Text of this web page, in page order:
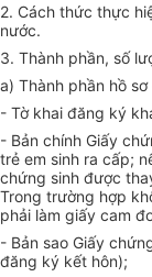
2. Cách thức thực
nước.
3. Thành phần, số
a) Thành phần hồ sơ
- Tờ khai đăng ký
- Bản chính Giấy
trẻ em sinh ra cấp;
chứng sinh được
Trong trường hợp
phải làm giấy cam
- Bản sao Giấy
đăng ký kết hôn);